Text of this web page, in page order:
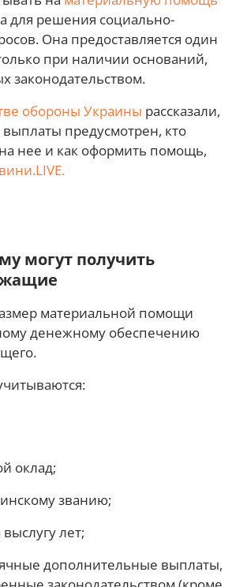
для решения социально-
Она предоставляется один
при наличии оснований,
законодательством.
обороны Украины рассказали,
выплаты предусмотрен, кто
нее и как оформить помощь,
могут получить
материальной помощи
денежному обеспечению
оклад;
званию;
лет;
дополнительные выплаты,